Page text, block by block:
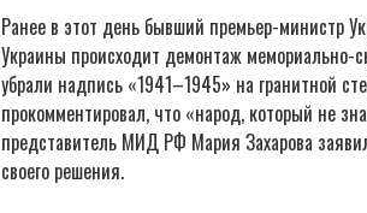
Ранее в этот день бывший премьер-министр
Украины происходит демонтаж мемориально-
убрали надпись «1941–1945» на гранитной
прокомментировал, что «народ, который не
представитель МИД РФ Мария Захарова
своего решения.